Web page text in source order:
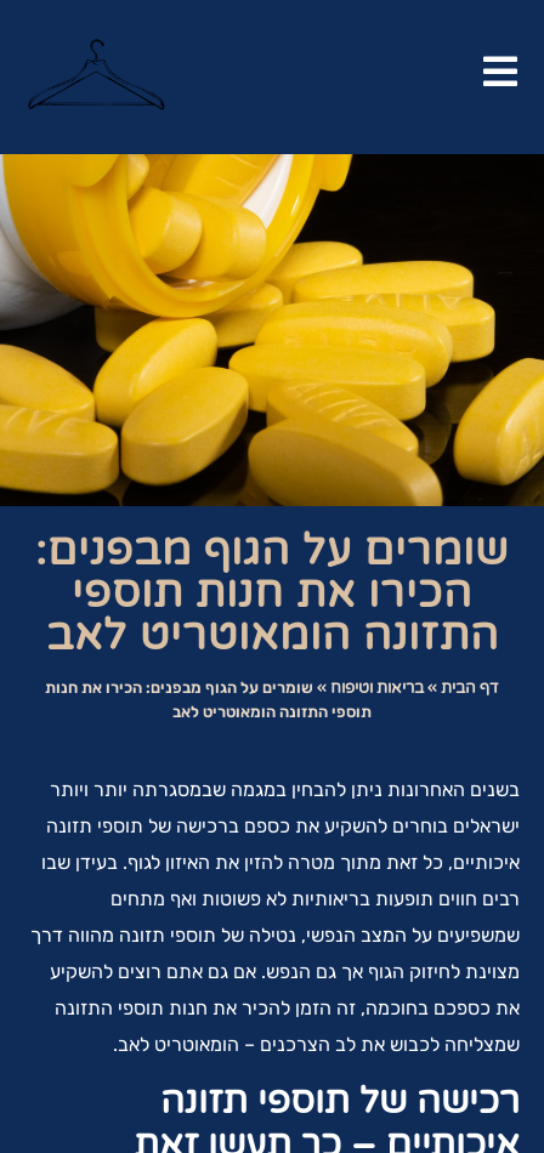
שומרים על הגוף מבפנים:
הכירו את חנות תוספי
התזונה הומאוטריט לאב
דף הבית »בריאות וטיפוח » שומרים על הגוף מבפנים: הכירו את חנות
תוספי התזונה הומאוטריט לאב
בשנים האחרונות ניתן להבחין במגמה שבמסגרתה יותר ויותר
ישראלים בוחרים להשקיע את כספם ברכישה של תוספי תזונה
איכותיים, כל זאת מתוך מטרה להזין את האיזון לגוף. בעידן שבו
רבים חווים תופעות בריאותיות לא פשוטות ואף מתחים
שמשפיעים על המצב הנפשי, נטילה של תוספי תזונה מהווה דרך
מצוינת לחיזוק הגוף אך גם הנפש. אם גם אתם רוצים להשקיע
את כספכם בחוכמה, זה הזמן להכיר את חנות תוספי התזונה
שמצליחה לכבוש את לב הצרכנים – הומאוטריט לאב.
רכישה של תוספי תזונה